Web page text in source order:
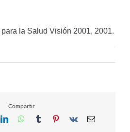
la Salud Visión 2001, 2001.
Compartir
LinkedInWhatsApp
TumblrPinterest
Vk Email